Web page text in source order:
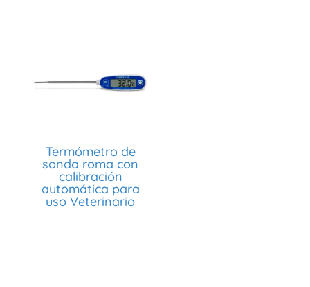
Termómetro de
sonda roma con
calibración
automática para
uso Veterinario